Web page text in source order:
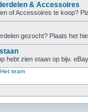
& Accessoires
of Accessoires te koop?
gezocht? Plaats het
hebt zien staan op bijv.
Het team